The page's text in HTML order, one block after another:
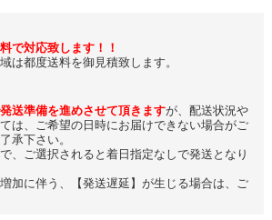
で対応致します！！
は都度送料を御見積致します。
送準備を進めさせて頂きますが、配送状況や
は、ご希望の日時にお届けできない場合がご
承下さい。
で、ご選択されると着日指定なしで発送となり
加に伴う、【発送遅延】が生じる場合は、ご